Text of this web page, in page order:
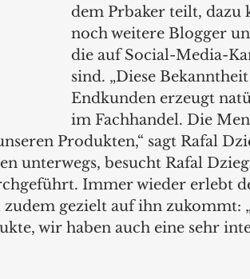
dem Prbaker teilt, dazu
noch weitere Blogger
die auf Social-Media-
sind. „Diese
Endkunden erzeugt
im Fachhandel. Die
Produkten,“ sagt Rafal
unterwegs, besucht Rafal
Immer wieder erlebt
zudem gezielt auf ihn zukommt:
wir haben auch eine sehr